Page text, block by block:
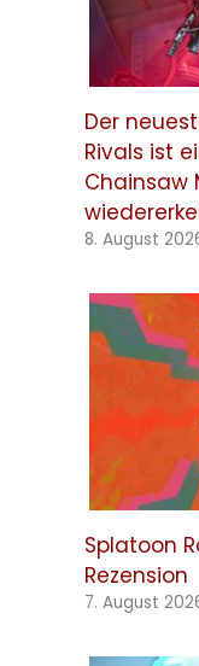
Der
Rivals ist
Chainsaw
8. August
Splatoon
Rezension
7. August